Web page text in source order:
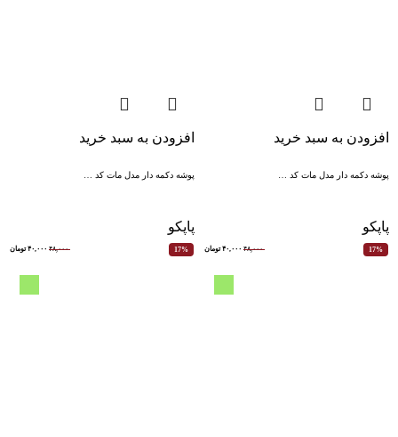
افزودن به سبد خرید
پوشه دکمه دار مدل مات کد …
پاپکو
17% ۴۸,۰۰۰ ۴۰,۰۰۰ تومان
افزودن به سبد خرید
پوشه دکمه دار مدل مات کد …
پاپکو
17% ۴۸,۰۰۰ ۴۰,۰۰۰ تومان